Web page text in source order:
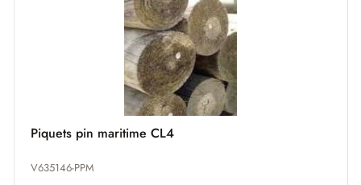
Piquets pin maritime CL4
V635146-PPM